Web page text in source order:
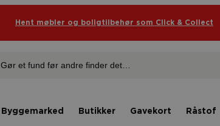
Hent møbler og boligtilbehør som Click & Collect
Gør et fund før andre finder det…
Byggemarked Butikker Gavekort Råstof